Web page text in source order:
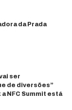
da Prada
ser
de diversões”
NFC Summit está